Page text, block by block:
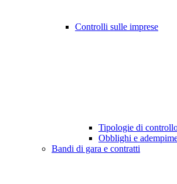
Controlli sulle imprese
Tipologie di
Obblighi e
Bandi di gara e contratti